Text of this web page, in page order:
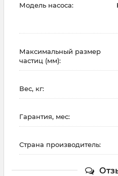
Модель насоса:
Максимальный размер
частиц (мм):
Вес, кг:
Гарантия, мес:
Страна производитель: